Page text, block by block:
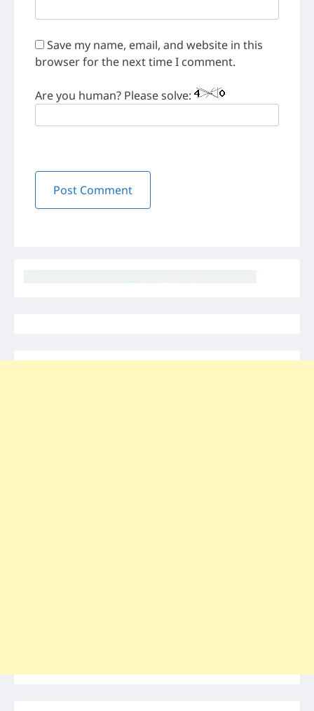
Save my name, email, and website in this
browser for the next time I comment.
Are you human? Please solve: